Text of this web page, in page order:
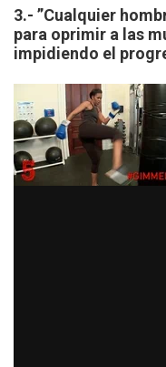
3.- ”Cualquier
para oprimir a las
impidiendo el